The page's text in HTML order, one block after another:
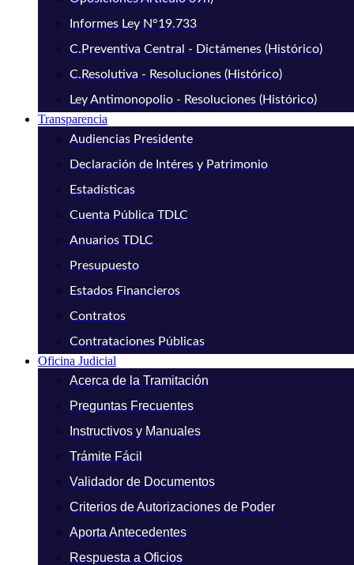
Informes Ley N°19.733
C.Preventiva Central - Dictámenes (Histórico)
C.Resolutiva - Resoluciones (Histórico)
Ley Antimonopolio - Resoluciones (Histórico)
Transparencia
Audiencias Presidente
Declaración de Intéres y Patrimonio
Estadísticas
Cuenta Pública TDLC
Anuarios TDLC
Presupuesto
Estados Financieros
Contratos
Contrataciones Públicas
Oficina Judicial
Acerca de la Tramitación
Preguntas Frecuentes
Instructivos y Manuales
Trámite Fácil
Validador de Documentos
Criterios de Autorizaciones de Poder
Aporta Antecedentes
Respuesta a Oficios